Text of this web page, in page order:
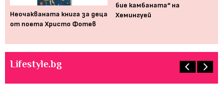
Неочакваната книга за деца
от поета Христо Фотев
бие камбаната“ на
Хемингуей
Lifestyle.bg